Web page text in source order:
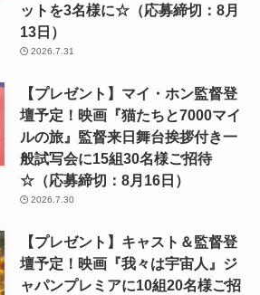
ットを3名様に☆（応募締切：8月
13日）
2026.7.31
【プレゼント】マイ・ホン監督登
壇予定！映画『猫たちと7000マイ
ルの旅』監督来日舞台挨拶付き一
般試写会に15組30名様ご招待
☆（応募締切：8月16日）
2026.7.30
【プレゼント】キャスト＆監督登
壇予定！映画『我々は宇宙人』ジ
ャパンプレミアに10組20名様ご招